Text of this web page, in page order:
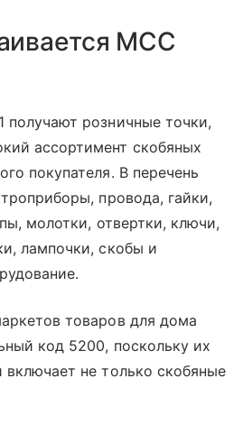
MCC
получают розничные точки,
ассортимент скобяных
покупателя. В перечень
провода, гайки,
молотки, отвертки, ключи,
лампочки, скобы и
товаров для дома
код 5200, поскольку их
не только скобяные